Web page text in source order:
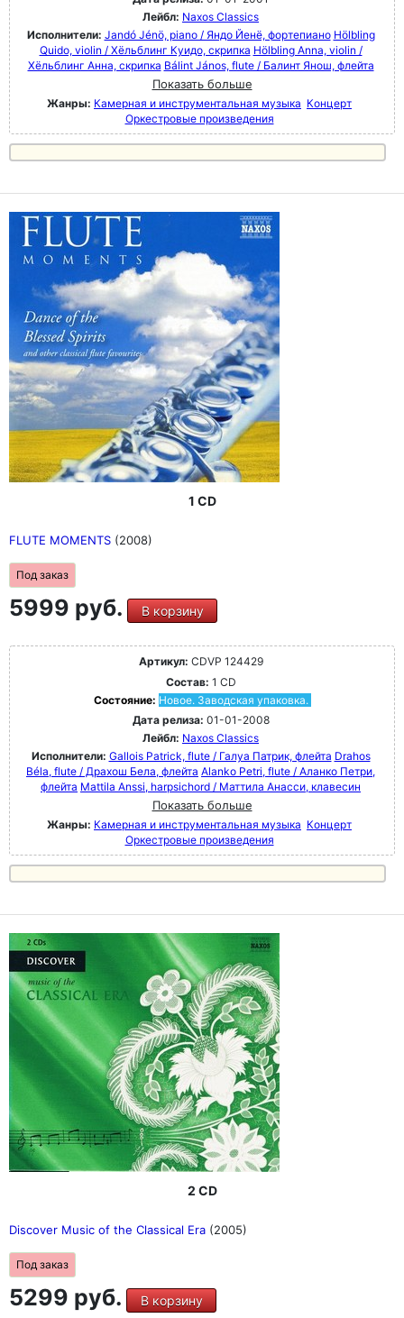
Лейбл: Naxos Classics
Исполнители: Jandó Jénö, piano / Яндо Йенё, фортепиано Hölbling
Quido, violin / Хёльблинг Куидо, скрипка Hölbling Anna, violin /
Хёльблинг Анна, скрипка Bálint János, flute / Балинт Янош, флейта
Показать больше
Жанры: Камерная и инструментальная музыка Концерт
Оркестровые произведения
1 CD
FLUTE MOMENTS (2008)
Под заказ
5999 руб. В корзину
Артикул: CDVP 124429
Состав: 1 CD
Состояние: Новое. Заводская упаковка.
Дата релиза: 01-01-2008
Лейбл: Naxos Classics
Исполнители: Gallois Patrick, flute / Галуа Патрик, флейта Drahos
Béla, flute / Драхош Бела, флейта Alanko Petri, flute / Аланко Петри,
флейта Mattila Anssi, harpsichord / Маттила Анасси, клавесин
Показать больше
Жанры: Камерная и инструментальная музыка Концерт
Оркестровые произведения
2 CD
Discover Music of the Classical Era (2005)
Под заказ
5299 руб. В корзину